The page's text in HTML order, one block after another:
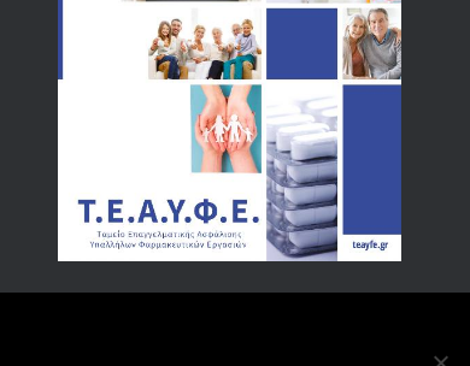
συντάξεις: Έρχεται νέα απόφαση από το
Εργασίας -Τι είπε η Δ. Μιχαηλίδου για τις
συντάξεις
3770